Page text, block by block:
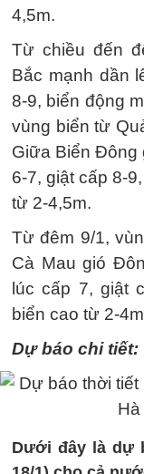
4,5m.
Từ chiều đến
Bắc mạnh dần
8-9, biển động
vùng biển từ
Giữa Biển Đông
6-7, giật cấp 8-
từ 2-4,5m.
Từ đêm 9/1,
Cà Mau gió
lúc cấp 7, giật
biển cao từ 2-
Dự báo chi tiết:
Dưới đây là dự